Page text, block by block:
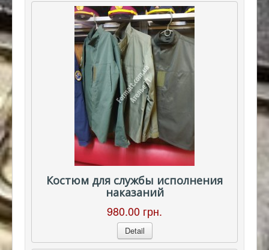
Костюм для службы исполнения
наказаний
980.00 грн.
Detail